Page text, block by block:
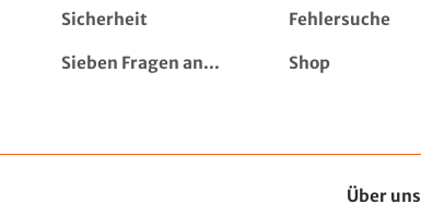
Sicherheit Fehlersuche
Sieben Fragen an... Shop
Über uns